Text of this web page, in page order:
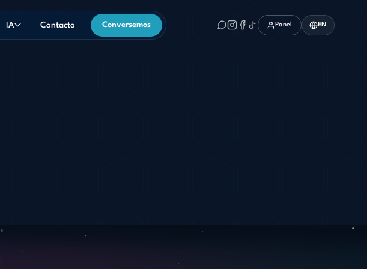
IA Contacto Conversemos Panel EN